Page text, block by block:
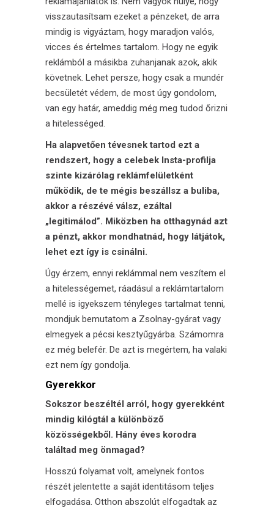
visszautasítsam ezeket a pénzeket, de arra
mindig is vigyáztam, hogy maradjon valós,
vicces és értelmes tartalom. Hogy ne egyik
reklámból a másikba zuhanjanak azok, akik
követnek. Lehet persze, hogy csak a mundér
becsületét védem, de most úgy gondolom,
van egy határ, ameddig még meg tudod őrizni
a hitelességed.
Ha alapvetően tévesnek tartod ezt a
rendszert, hogy a celebek Insta-profilja
szinte kizárólag reklámfelületként
működik, de te mégis beszállsz a buliba,
akkor a részévé válsz, ezáltal
„legitimálod”. Miközben ha otthagynád azt
a pénzt, akkor mondhatnád, hogy látjátok,
lehet ezt így is csinálni.
Úgy érzem, ennyi reklámmal nem veszítem el
a hitelességemet, ráadásul a reklámtartalom
mellé is igyekszem tényleges tartalmat tenni,
mondjuk bemutatom a Zsolnay-gyárat vagy
elmegyek a pécsi kesztyűgyárba. Számomra
ez még belefér. De azt is megértem, ha valaki
ezt nem így gondolja.
Gyerekkor
Sokszor beszéltél arról, hogy gyerekként
mindig kilógtál a különböző
közösségekből. Hány éves korodra
találtad meg önmagad?
Hosszú folyamat volt, amelynek fontos
részét jelentette a saját identitásom teljes
elfogadása. Otthon abszolút elfogadtak az